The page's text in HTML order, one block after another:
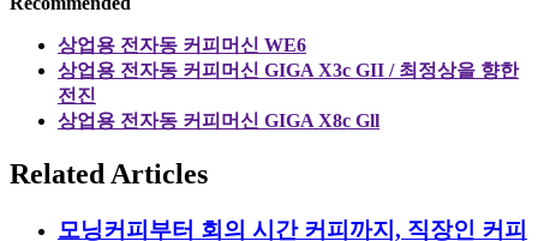
상업용 전자동 커피머신 WE6
상업용 전자동 커피머신 GIGA X3c GII / 최정상을 향한
전진
상업용 전자동 커피머신 GIGA X8c Gll
Related Articles
모닝커피부터 회의 시간 커피까지, 직장인 커피